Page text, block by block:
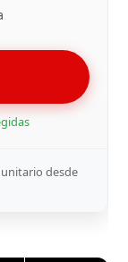
desde